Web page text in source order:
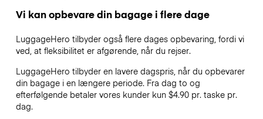
Vi kan opbevare din bagage i flere dage
LuggageHero tilbyder også flere dages opbevaring, fordi vi
ved, at fleksibilitet er afgørende, når du rejser.
LuggageHero tilbyder en lavere dagspris, når du opbevarer
din bagage i en længere periode. Fra dag to og
efterfølgende betaler vores kunder kun $4.90 pr. taske pr.
dag.